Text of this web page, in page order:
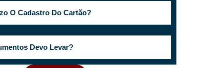
O Cadastro Do Cartão?
Devo Levar?